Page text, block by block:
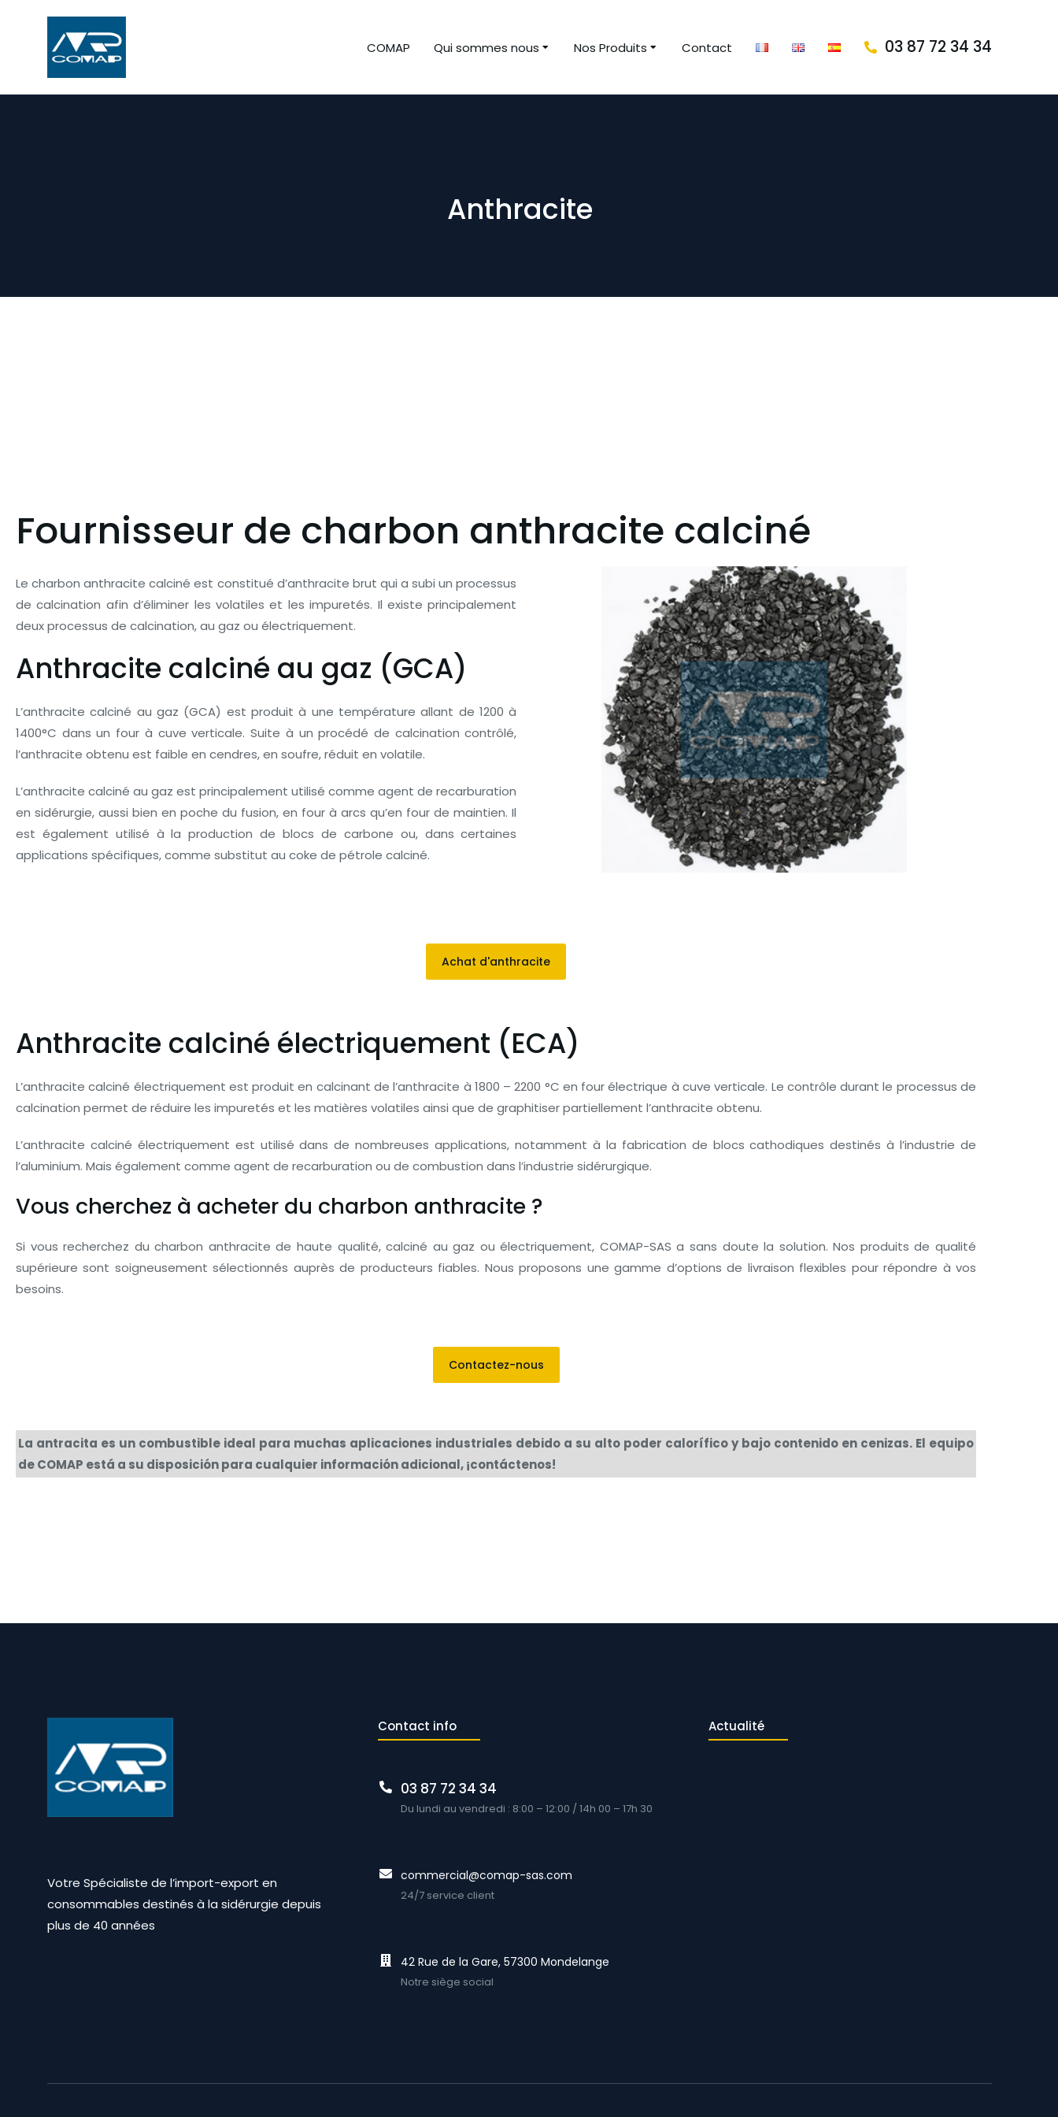
COMAP Qui sommes nous Nos Produits Contact 03 87 72 34 34
Anthracite
Fournisseur de charbon anthracite calciné
Le charbon anthracite calciné est constitué d’anthracite brut qui a subi un processus
de calcination afin d’éliminer les volatiles et les impuretés. Il existe principalement
deux processus de calcination, au gaz ou électriquement.
Anthracite calciné au gaz (GCA)
L’anthracite calciné au gaz (GCA) est produit à une température allant de 1200 à
1400°C dans un four à cuve verticale. Suite à un procédé de calcination contrôlé,
l’anthracite obtenu est faible en cendres, en soufre, réduit en volatile.
L’anthracite calciné au gaz est principalement utilisé comme agent de recarburation
en sidérurgie, aussi bien en poche du fusion, en four à arcs qu’en four de maintien. Il
est également utilisé à la production de blocs de carbone ou, dans certaines
applications spécifiques, comme substitut au coke de pétrole calciné.
Achat d'anthracite
Anthracite calciné électriquement (ECA)
L’anthracite calciné électriquement est produit en calcinant de l’anthracite à 1800 – 2200 °C en four électrique à cuve verticale. Le contrôle durant le processus de
calcination permet de réduire les impuretés et les matières volatiles ainsi que de graphitiser partiellement l’anthracite obtenu.
L’anthracite calciné électriquement est utilisé dans de nombreuses applications, notamment à la fabrication de blocs cathodiques destinés à l’industrie de
l’aluminium. Mais également comme agent de recarburation ou de combustion dans l’industrie sidérurgique.
Vous cherchez à acheter du charbon anthracite ?
Si vous recherchez du charbon anthracite de haute qualité, calciné au gaz ou électriquement, COMAP-SAS a sans doute la solution. Nos produits de qualité
supérieure sont soigneusement sélectionnés auprès de producteurs fiables. Nous proposons une gamme d’options de livraison flexibles pour répondre à vos
besoins.
Contactez-nous
La antracita es un combustible ideal para muchas aplicaciones industriales debido a su alto poder calorífico y bajo contenido en cenizas. El equipo
de COMAP está a su disposición para cualquier información adicional, ¡contáctenos!
Votre Spécialiste de l’import-export en
consommables destinés à la sidérurgie depuis
plus de 40 années
Contact info
03 87 72 34 34
Du lundi au vendredi : 8:00 – 12:00 / 14h 00 – 17h 30
commercial@comap-sas.com
24/7 service client
42 Rue de la Gare, 57300 Mondelange
Notre siège social
Actualité